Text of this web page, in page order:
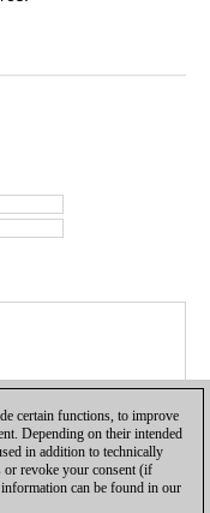
certain functions, to improve
Depending on their intended
in addition to technically
or revoke your consent (if
can be found in our